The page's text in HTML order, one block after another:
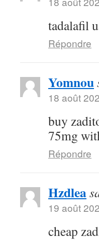
tadalafil
Répondre
Yomnou
18 août
buy
75mg
Répondre
Hzdlea
19 août
cheap